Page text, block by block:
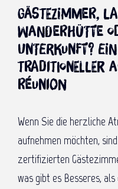
„Epis“ (von 2 bis 5
Gästezimmer,
Wanderhütte
Unterkunft?
traditioneller
Réunion
Wenn Sie die herzliche
aufnehmen möchten,
zertifizierten
was gibt es Besseres,